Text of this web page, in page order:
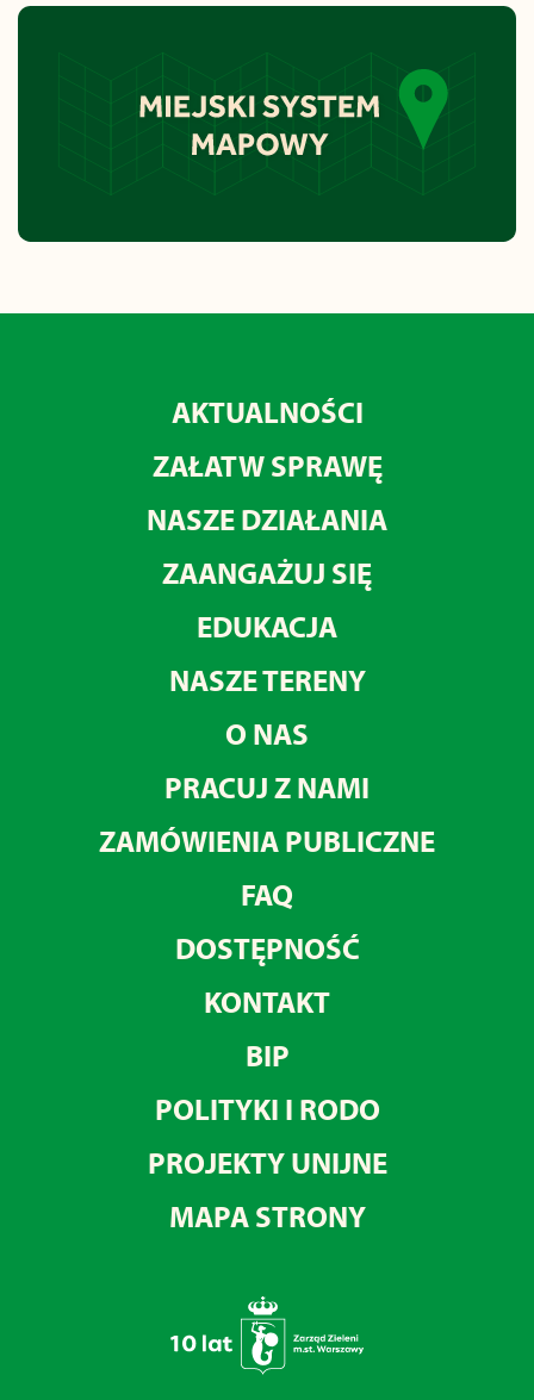
AKTUALNOŚCI
ZAŁATW SPRAWĘ
NASZE DZIAŁANIA
ZAANGAŻUJ SIĘ
EDUKACJA
NASZE TERENY
O NAS
PRACUJ Z NAMI
ZAMÓWIENIA PUBLICZNE
FAQ
DOSTĘPNOŚĆ
KONTAKT
BIP
POLITYKI I RODO
PROJEKTY UNIJNE
MAPA STRONY